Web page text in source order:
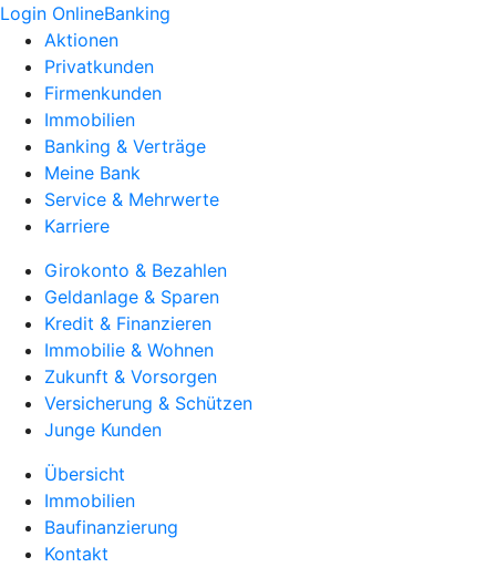
Login OnlineBanking
Aktionen
Privatkunden
Firmenkunden
Immobilien
Banking & Verträge
Meine Bank
Service & Mehrwerte
Karriere
Girokonto & Bezahlen
Geldanlage & Sparen
Kredit & Finanzieren
Immobilie & Wohnen
Zukunft & Vorsorgen
Versicherung & Schützen
Junge Kunden
Übersicht
Immobilien
Baufinanzierung
Kontakt